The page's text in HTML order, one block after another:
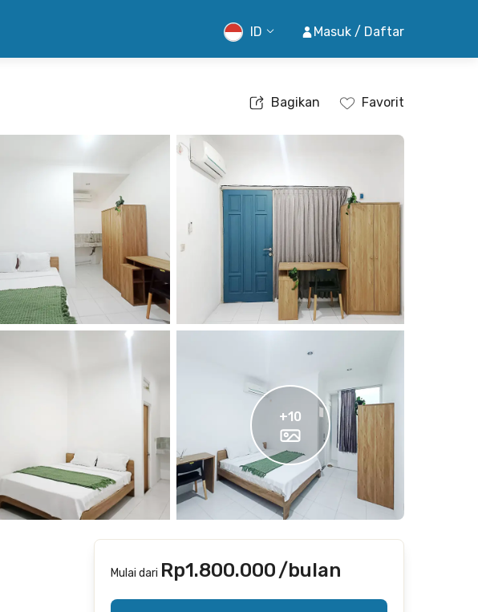
ID Masuk / Daftar
Bagikan Favorit
+10
Mulai dari Rp1.800.000/bulan